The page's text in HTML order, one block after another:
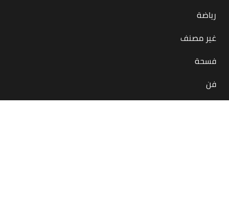
رياضة
غير مصنف
فسحة
فن